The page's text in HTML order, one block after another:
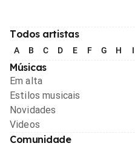
Todos artistas
A B C D E F G H I
Músicas
Em alta
Estilos musicais
Novidades
Videos
Comunidade